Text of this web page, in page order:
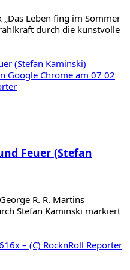
Leben fing im Sommer
durch die kunstvolle
(Stefan Kaminski)
Feuer (Stefan
R. R. Martins
Stefan Kaminski markiert